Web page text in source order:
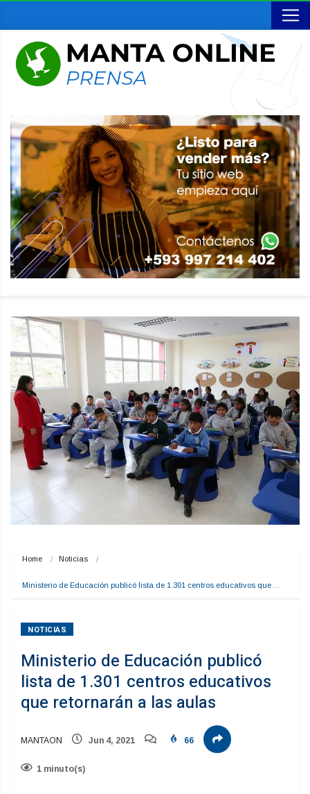
Home Noticias
Ministerio de Educación publicó lista de 1.301 centros educativos que…
NOTICIAS
Ministerio de Educación publicó
lista de 1.301 centros educativos
que retornarán a las aulas
MANTAON Jun 4, 2021 66
1 minuto(s)